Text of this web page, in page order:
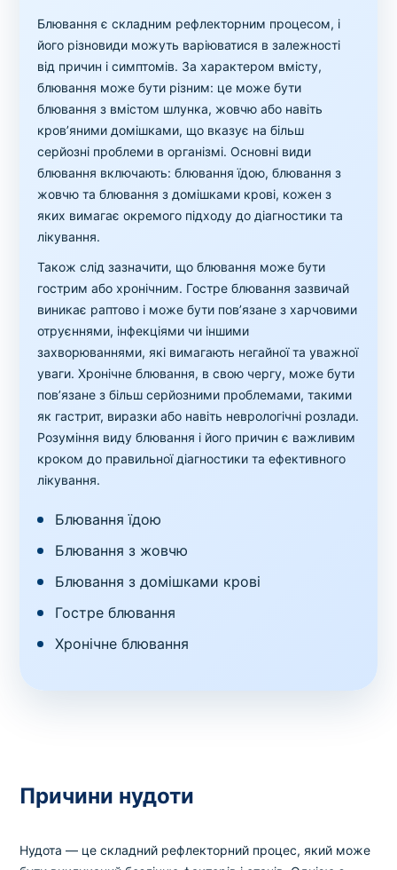
Блювання є складним рефлекторним процесом, і
його різновиди можуть варіюватися в залежності
від причин і симптомів. За характером вмісту,
блювання може бути різним: це може бути
блювання з вмістом шлунка, жовчю або навіть
кров’яними домішками, що вказує на більш
серйозні проблеми в організмі. Основні види
блювання включають: блювання їдою, блювання з
жовчю та блювання з домішками крові, кожен з
яких вимагає окремого підходу до діагностики та
лікування.
Також слід зазначити, що блювання може бути
гострим або хронічним. Гостре блювання зазвичай
виникає раптово і може бути пов’язане з харчовими
отруєннями, інфекціями чи іншими
захворюваннями, які вимагають негайної та уважної
уваги. Хронічне блювання, в свою чергу, може бути
пов’язане з більш серйозними проблемами, такими
як гастрит, виразки або навіть неврологічні розлади.
Розуміння виду блювання і його причин є важливим
кроком до правильної діагностики та ефективного
лікування.
Блювання їдою
Блювання з жовчю
Блювання з домішками крові
Гостре блювання
Хронічне блювання
Причини нудоти
Нудота — це складний рефлекторний процес, який може